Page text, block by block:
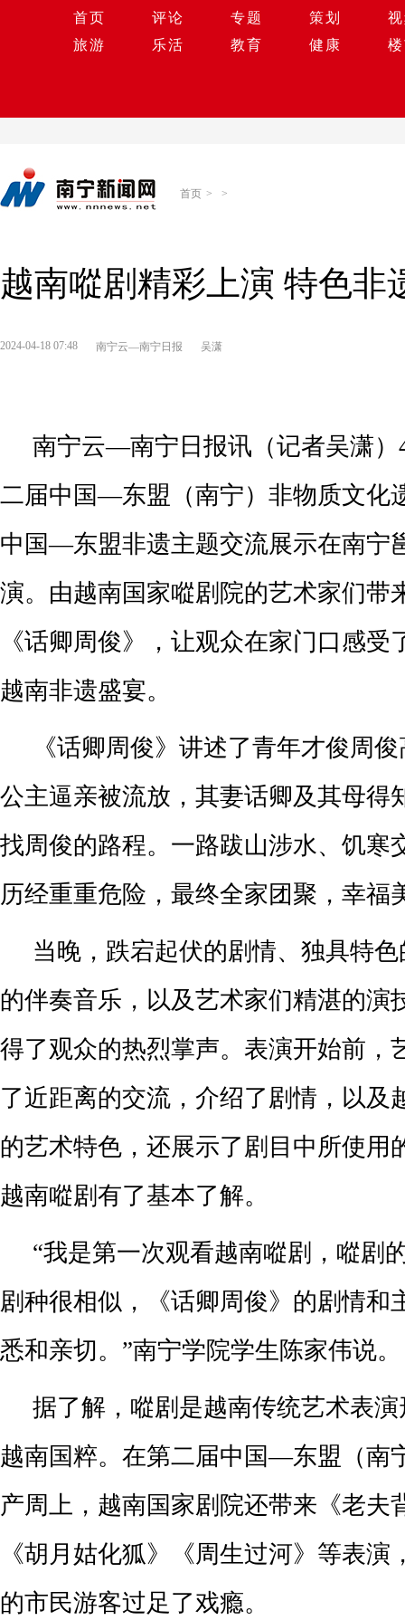
首页 评论 专题 策划
旅游
乐活 教育 健康
首页 > >
越南㗰剧精彩上演 特色非
2024-04-18 07:48 南宁云—南宁日报 吴潇
南宁云—南宁日报讯（记者吴潇）
二届中国—东盟（南宁）非物质文化
中国—东盟非遗主题交流展示在南宁
演。由越南国家㗰剧院的艺术家们带
《话卿周俊》，让观众在家门口感受
越南非遗盛宴。
《话卿周俊》讲述了青年才俊周
公主逼亲被流放，其妻话卿及其母得
找周俊的路程。一路跋山涉水、饥寒
历经重重危险，最终全家团聚，幸福
当晚，跌宕起伏的剧情、独具特
的伴奏音乐，以及艺术家们精湛的演
得了观众的热烈掌声。表演开始前，
了近距离的交流，介绍了剧情，以及
的艺术特色，还展示了剧目中所使用
越南㗰剧有了基本了解。
“我是第一次观看越南㗰剧，㗰剧
剧种很相似，《话卿周俊》的剧情和
悉和亲切。”南宁学院学生陈家伟说。
据了解，㗰剧是越南传统艺术表
越南国粹。在第二届中国—东盟（南
产周上，越南国家剧院还带来《老夫
《胡月姑化狐》《周生过河》等表演
的市民游客过足了戏瘾。